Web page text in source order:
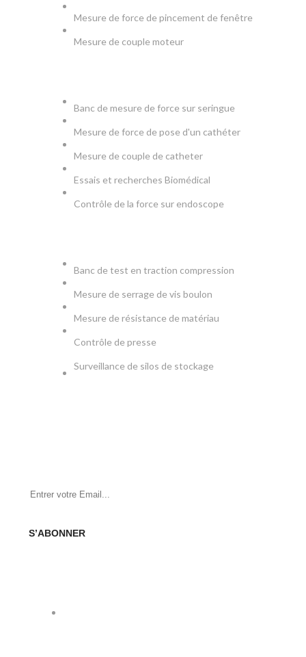
Mesure de force de pincement de fenêtre
Mesure de couple moteur
Banc de mesure de force sur seringue
Mesure de force de pose d'un cathéter
Mesure de couple de catheter
Essais et recherches Biomédical
Contrôle de la force sur endoscope
Banc de test en traction compression
Mesure de serrage de vis boulon
Mesure de résistance de matériau
Contrôle de presse
Surveillance de silos de stockage
S’ABONNER